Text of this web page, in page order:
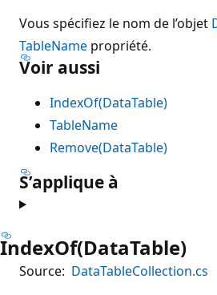
Vous spécifiez le nom de l’objet
TableName propriété.
Voir aussi
IndexOf(DataTable)
TableName
Remove(DataTable)
S’applique à
IndexOf(DataTable)
Source: DataTableCollection.cs